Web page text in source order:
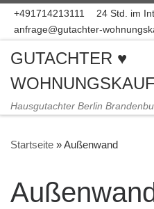
Zum Inhalt springen
+491714213111
24 Std. im
anfrage@gutachter-
GUTACHTER ♥
Hausgutachter Berlin
Startseite »Außenwand